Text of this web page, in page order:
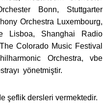
Bonn, Stuttgarter
Orchestra Luxembourg,
Lisboa, Shanghai Radio
Colorado Music Festival
Orchestra, vbe
yönetmiştir.
şeflik dersleri vermektedir.